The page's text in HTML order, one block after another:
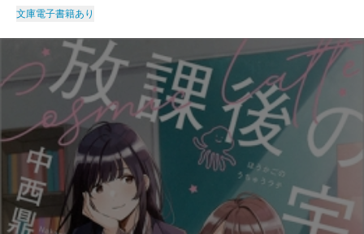
文庫電子書籍あり